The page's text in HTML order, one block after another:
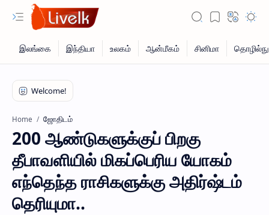
Home ஜோதிடம்
200 ஆண்டுகளுக்குப் பிறகு
தீபாவளியில் மிகப்பெரிய யோகம்
எந்தெந்த ராசிகளுக்கு அதிர்ஷ்டம்
தெரியுமா..